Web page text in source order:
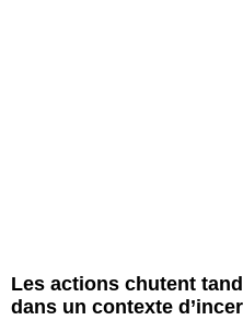
Les actions chutent
dans un contexte